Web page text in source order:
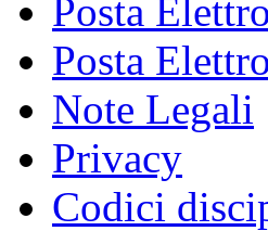
Posta
Posta
Note Legali
Privacy
Codici